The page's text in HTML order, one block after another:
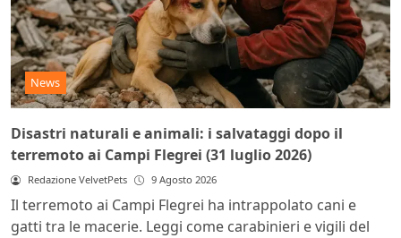
News
Disastri naturali e animali: i salvataggi dopo il
terremoto ai Campi Flegrei (31 luglio 2026)
Redazione VelvetPets 9 Agosto 2026
Il terremoto ai Campi Flegrei ha intrappolato cani e
gatti tra le macerie. Leggi come carabinieri e vigili del